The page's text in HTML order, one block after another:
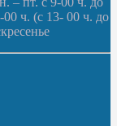
ч. (с 13- 00 ч. до